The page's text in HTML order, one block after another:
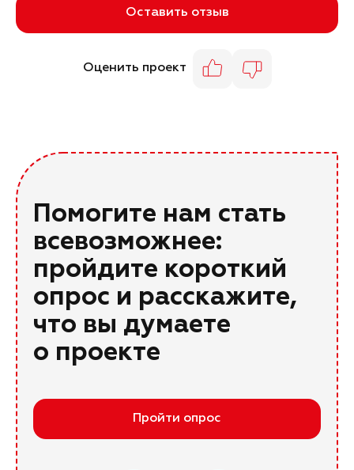
Оставить отзыв
Оценить проект
Помогите нам стать
всевозможнее:
пройдите короткий
опрос и расскажите,
что вы думаете
о проекте
Пройти опрос